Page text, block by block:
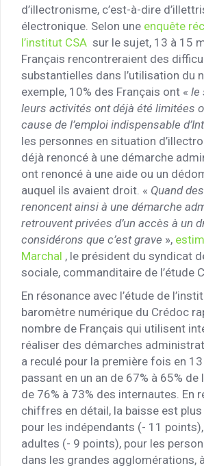
d’illectronisme, c’est-à-dire
électronique. Selon une enquête
l’institut CSA sur le sujet, 13 à 15
Français rencontreraient des
substantielles dans l’utilisation du
exemple, 10% des Français ont « le
leurs activités ont déjà été limitées
cause de l’emploi indispensable
les personnes en situation
déjà renoncé à une démarche
ont renoncé à une aide ou un
auquel ils avaient droit. « Quand
renoncent ainsi à une démarche
retrouvent privées d’un accès à un
considérons que c’est grave »,
Marchal , le président du syndicat
sociale, commanditaire de l’étude
En résonance avec l’étude de
baromètre numérique du Crédoc
nombre de Français qui utilisent
réaliser des démarches
a reculé pour la première fois en
passant en un an de 67% à 65%
de 76% à 73% des internautes. En
chiffres en détail, la baisse est
pour les indépendants (- 11
adultes (- 9 points), pour les
dans les grandes agglomérations,